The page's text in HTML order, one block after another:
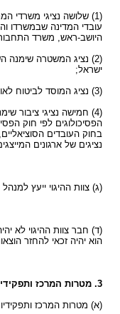
(1) שלושה נציגי משרדי
עובדי המדינה שבמשרדו
היושב-ראש, משרד
(2) נציג המשטרה
ישראל;
(3) נציג המוסד לביטוח לאומי שימנה השר מבין עובדי המוסד;
(4) חמישה נציגי ציבור
נציגים של ארגונים
(ג) צוות ההיגוי ייעץ
(ד) חבר צוות ההיגוי לא
הוא יהיה זכאי להחזר
3. מטרות המרכז ותפקידיו
(א) מטרות המרכז